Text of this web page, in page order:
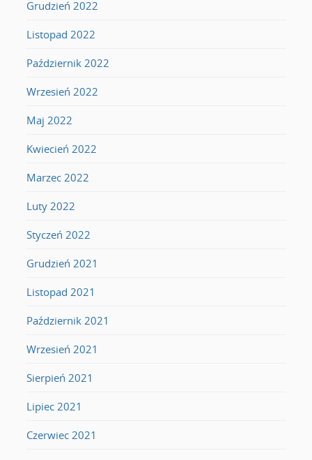
Grudzień 2022
Listopad 2022
Październik 2022
Wrzesień 2022
Maj 2022
Kwiecień 2022
Marzec 2022
Luty 2022
Styczeń 2022
Grudzień 2021
Listopad 2021
Październik 2021
Wrzesień 2021
Sierpień 2021
Lipiec 2021
Czerwiec 2021